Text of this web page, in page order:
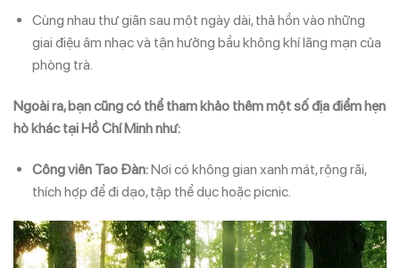
Cùng nhau thư giãn sau một ngày dài, thả hồn vào những
giai điệu âm nhạc và tận hưởng bầu không khí lãng mạn của
phòng trà.
Ngoài ra, bạn cũng có thể tham khảo thêm một số địa điểm hẹn
hò khác tại Hồ Chí Minh như:
Công viên Tao Đàn:Nơi có không gian xanh mát, rộng rãi,
thích hợp để đi dạo, tập thể dục hoặc picnic.